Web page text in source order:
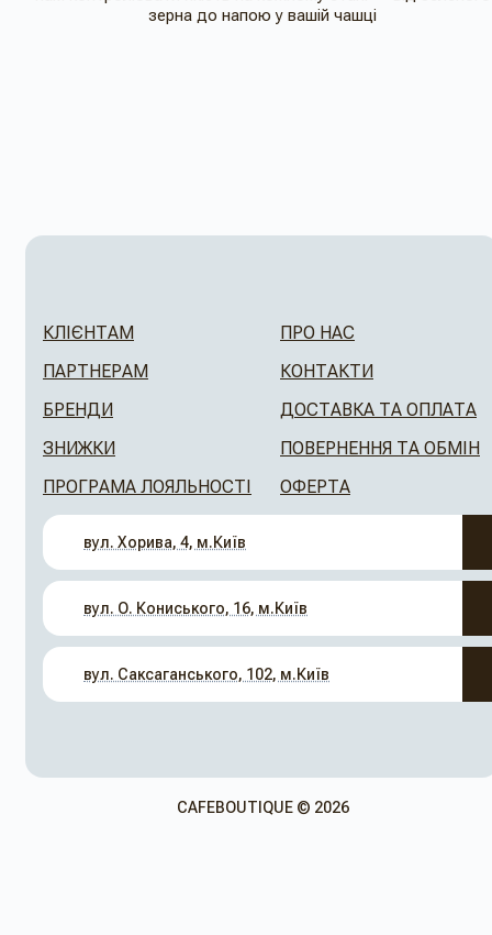
зерна до напою у вашій чашці
КЛІЄНТАМ
ПАРТНЕРАМ
БРЕНДИ
ЗНИЖКИ
ПРОГРАМА ЛОЯЛЬНОСТІ
ПРО НАС
КОНТАКТИ
ДОСТАВКА ТА ОПЛАТА
ПОВЕРНЕННЯ ТА ОБМІН
ОФЕРТА
вул. Хорива, 4, м.Київ
вул. О. Кониського, 16, м.Київ
вул. Саксаганського, 102, м.Київ
CAFEBOUTIQUE © 2026